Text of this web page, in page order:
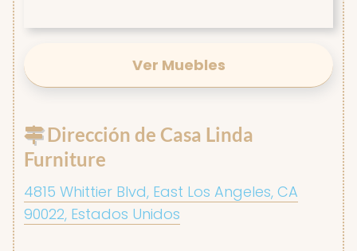
Ver Muebles
Dirección de Casa Linda
Furniture
4815 Whittier Blvd, East Los Angeles, CA
90022, Estados Unidos